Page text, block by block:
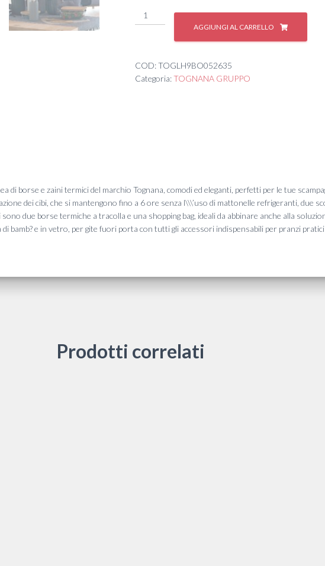
ZAINETTO
LUNCH
BAG
AGGIUNGI AL CARRELLO
COD:TOGLH9BO052635
Categoria:TOGNANA GRUPPO
di borse e zaini termici del marchio Tognana, comodi ed eleganti, perfetti per le tue
dei cibi, che si mantengono fino a 6 ore senza l\\\’uso di mattonelle refrigeranti, due
due borse termiche a tracolla e una shopping bag, ideali da abbinare anche alla
bamb? e in vetro, per gite fuori porta con tutti gli accessori indispensabili per pranzi pratici
Prodotti correlati